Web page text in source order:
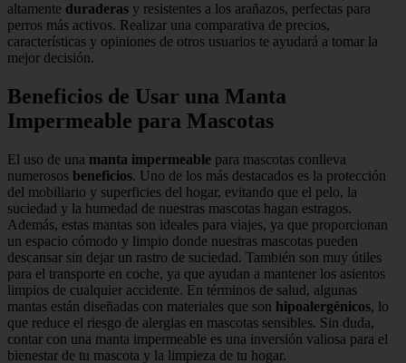
altamente duraderas y resistentes a los arañazos, perfectas para
perros más activos. Realizar una comparativa de precios,
características y opiniones de otros usuarios te ayudará a tomar la
mejor decisión.
Beneficios de Usar una Manta
Impermeable para Mascotas
El uso de una manta impermeable para mascotas conlleva
numerosos beneficios. Uno de los más destacados es la protección
del mobiliario y superficies del hogar, evitando que el pelo, la
suciedad y la humedad de nuestras mascotas hagan estragos.
Además, estas mantas son ideales para viajes, ya que proporcionan
un espacio cómodo y limpio donde nuestras mascotas pueden
descansar sin dejar un rastro de suciedad. También son muy útiles
para el transporte en coche, ya que ayudan a mantener los asientos
limpios de cualquier accidente. En términos de salud, algunas
mantas están diseñadas con materiales que son hipoalergénicos, lo
que reduce el riesgo de alergias en mascotas sensibles. Sin duda,
contar con una manta impermeable es una inversión valiosa para el
bienestar de tu mascota y la limpieza de tu hogar.